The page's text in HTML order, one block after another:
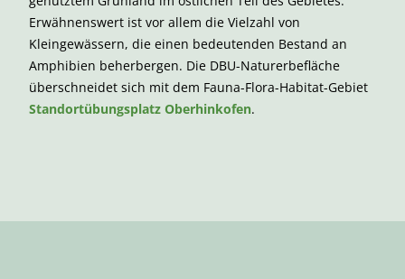
Erwähnenswert ist vor allem die Vielzahl von
Kleingewässern, die einen bedeutenden Bestand an
Amphibien beherbergen. Die DBU-Naturerbefläche
überschneidet sich mit dem Fauna-Flora-Habitat-Gebiet
Standortübungsplatz Oberhinkofen.